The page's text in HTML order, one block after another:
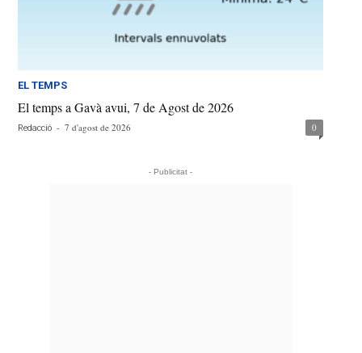
EL TEMPS
El temps a Gavà avui, 7 de Agost de 2026
Redacció - 7 d'agost de 2026 0
- Publicitat -